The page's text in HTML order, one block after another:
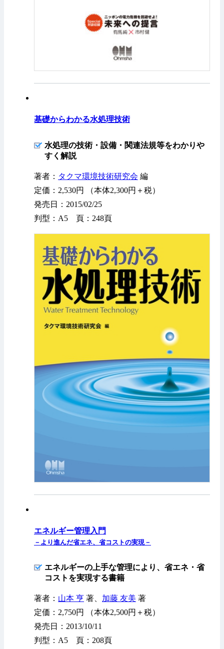
基礎からわかる水処理技術
水処理の技術・設備・関連法規等をわかりや
すく解説
著者： タクマ環境技術研究会 編
定価：2,530円 （本体2,300円＋税）
発売日：2015/02/25
判型：A5 頁：248頁
エネルギー管理入門
－より進んだ省エネ、省コストの実現－
エネルギーの上手な管理により、省エネ・省
コストを実現する書籍
著者： 山本 亨 著、 加藤 友美 著
定価：2,750円 （本体2,500円＋税）
発売日：2013/10/11
判型：A5 頁：208頁